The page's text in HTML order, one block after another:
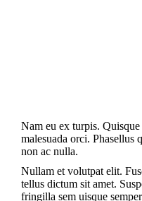
Nam eu ex turpis.
malesuada orci. Phasellus
non ac nulla.
Nullam et volutpat elit.
tellus dictum sit amet.
fringilla sem uisque